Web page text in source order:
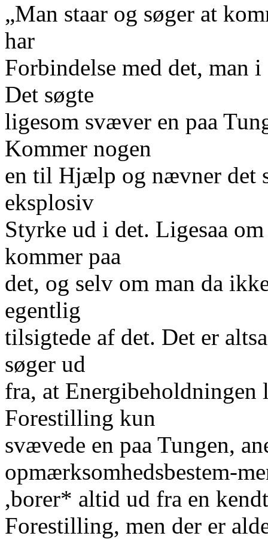
„Man staar og søger at
har
Forbindelse med det, man
Det søgte
ligesom svæver en paa
Kommer nogen
en til Hjælp og nævner det
eksplosiv
Styrke ud i det. Ligesaa
kommer paa
det, og selv om man da
egentlig
tilsigtede af det. Det er
søger ud
fra, at Energibeholdningen
Forestilling kun
svævede en paa Tungen,
opmærksomhedsbestem-
,borer* altid ud fra en kendt
Forestilling, men der er